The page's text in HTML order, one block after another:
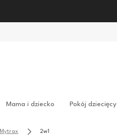
Mama i dziecko Pokój dziecięcy
Mytrax 2w1